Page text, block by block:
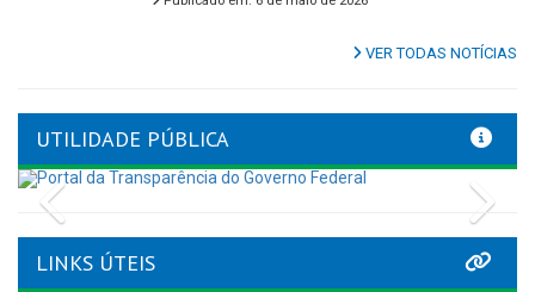
VER TODAS NOTÍCIAS
UTILIDADE PÚBLICA
Previous
LINKS ÚTEIS